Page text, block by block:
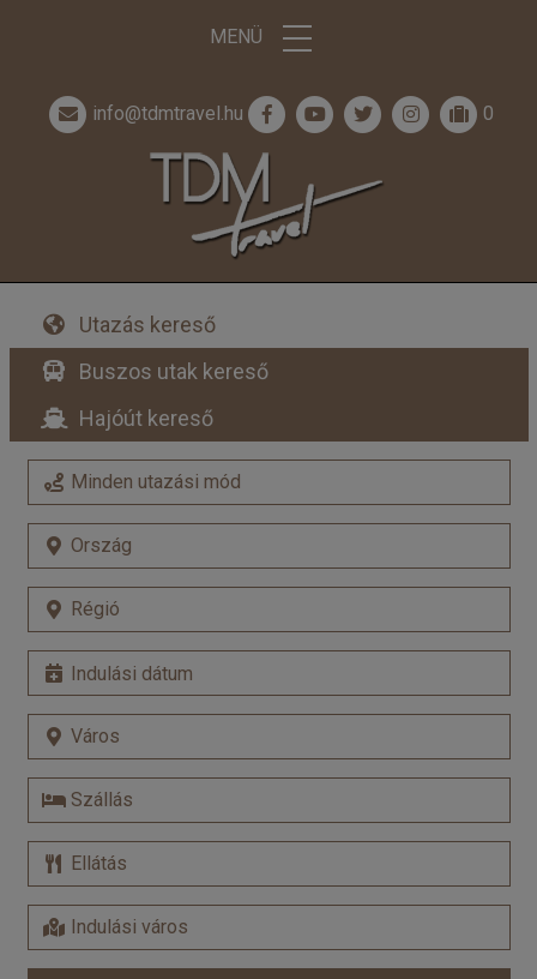
MENÜ
info@tdmtravel.hu 0
Utazás kereső
Buszos utak kereső
Hajóút kereső